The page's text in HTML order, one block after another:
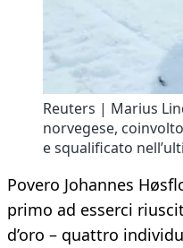
Reuters | Marius
norvegese,
e squalificato
Povero Johannes
primo ad esserci
d’oro – quattro